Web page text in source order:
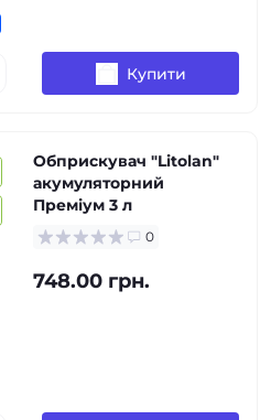
Купити
Обприскувач "Litolan"
акумуляторний
Преміум 3 л
0
748.00 грн.